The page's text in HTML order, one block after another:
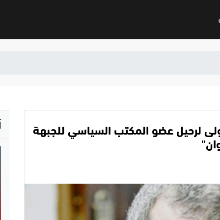
لرحيل عضو المكتب السياسي للجبهة